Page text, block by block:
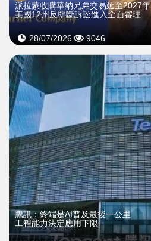
派拉蒙收購華納兄弟交易延至2027年
美國12州反壟斷訴訟進入全面審理
28/07/2026 9046
騰訊：終端是AI普及最後一公里
工程能力決定應用下限